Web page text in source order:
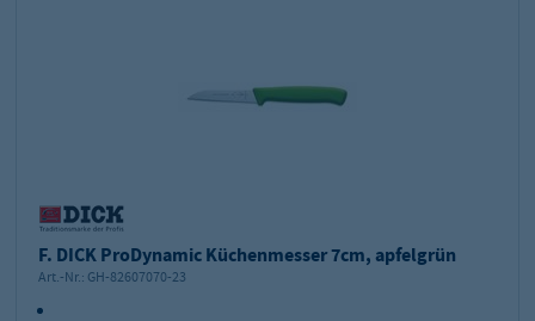
F. DICK ProDynamic Küchenmesser 7cm, apfelgrün
Art.-Nr.: GH-82607070-23